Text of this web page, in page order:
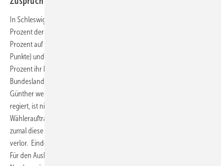
In Schleswig-Holstein gewann die CDU die Landtagswahl mit 43,4
Prozent der Stimmen (plus 11,4 Punkte). Die SPD rutschte mit 16,0
Prozent auf ihr historisch schlechtestes Ergebnis ab (minus 11,3
Punkte) und fiel hinter die Grünen zurück. Die erreichten mit 18,3
Prozent ihr bislang bestes Wahlergebnis (plus 5,4 Punkte). Er führt das
Bundesland seit 2017 - damals kam seine CDU auf 32,0 Prozent. Ob
Günther weiter mit Grünen und FDP in einem Jamaika-Bündnis
regiert, ist nicht klar. Er könnte nur mit Grünen oder FDP regieren. Der
Wählerauftrag sieht deutlich nach einer Koalition mit den Grünen aus,
zumal diese etwa fünf Prozent zulegten, während die FDP fünf Prozent
verlor. Eindeutig und klar ist die Partnerwahl trotzdem derzeit nicht.
Für den Ausbau der Erneuerbaren und die Regenerativfirmen im